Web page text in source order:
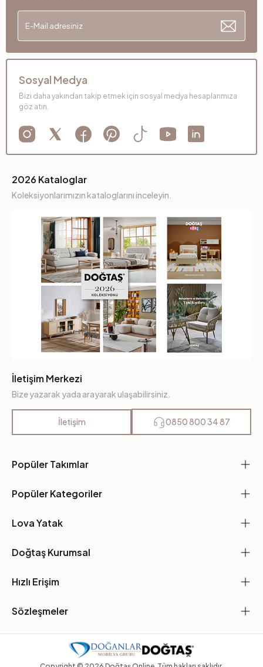
Popüler Takımlar
Popüler Kategoriler
Lova Yatak
Doğtaş Kurumsal
Hızlı Erişim
Sözleşmeler
2026 Kataloglar
Koleksiyonlarımızın kataloglarını inceleyin.
İletişim Merkezi
Bize yazarak yada arayarak ulaşabilirsiniz.
İletişim 0850 800 34 87
Sosyal Medya
Bizi daha yakından takip etmek için sosyal medya hesaplarımıza
göz atın.